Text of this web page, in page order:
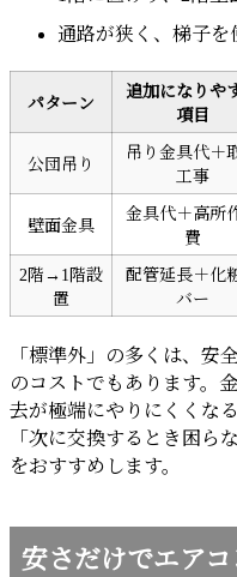
通路が狭く、梯子
パターン
追加になりや
項目
公団吊り
吊り金具代＋
工事
壁面金具
金具代＋高所
費
2階→1階設
置
配管延長＋化
バー
「標準外」の多くは、安
のコストでもあります。
去が極端にやりにくくな
「次に交換するとき困ら
をおすすめします。
安さだけでエア